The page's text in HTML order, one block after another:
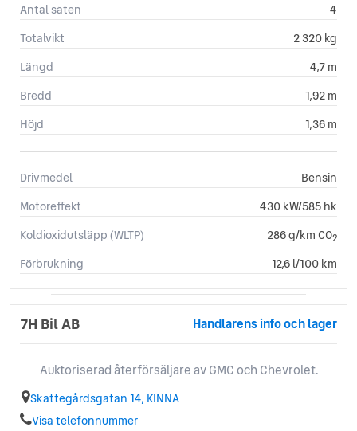
Antal säten
4
Totalvikt
2 320 kg
Längd
4,7 m
Bredd
1,92 m
Höjd
1,36 m
Drivmedel
Bensin
Motoreffekt
430 kW/585 hk
Koldioxidutsläpp (WLTP)
286 g/km CO2
Förbrukning 12,6 l/100 km
7H Bil AB Handlarens info och lager
Auktoriserad återförsäljare av GMC och Chevrolet.
Skattegårdsgatan 14, KINNA
Visa telefonnummer